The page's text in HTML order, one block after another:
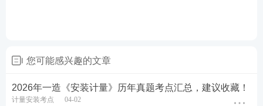
件。
您可能感兴趣的文章
2026年一造《安装计量》历年真题考点汇总，建议收藏！
计量安装考点 04-02